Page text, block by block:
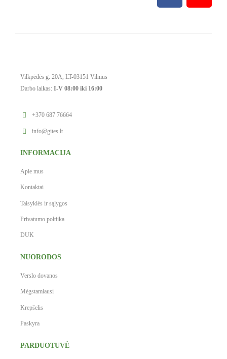
Vilkpėdės g. 20A, LT-03151 Vilnius
Darbo laikas: I-V 08:00 iki 16:00
+370 687 76664
info@gites.lt
INFORMACIJA
Apie mus
Kontaktai
Taisyklės ir sąlygos
Privatumo poltiika
DUK
NUORODOS
Verslo dovanos
Mėgstamiausi
Krepšelis
Paskyra
PARDUOTUVĖ